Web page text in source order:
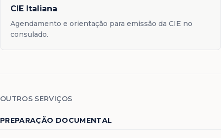
CIE Italiana
Agendamento e orientação para emissão da CIE no
consulado.
OUTROS SERVIÇOS
PREPARAÇÃO DOCUMENTAL